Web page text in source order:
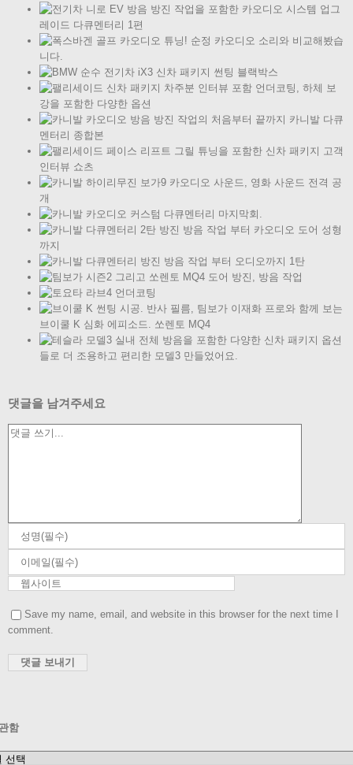
댓글을 남겨주세요
Comment
Save my name, email, and website in this browser for the next time I
comment.
함